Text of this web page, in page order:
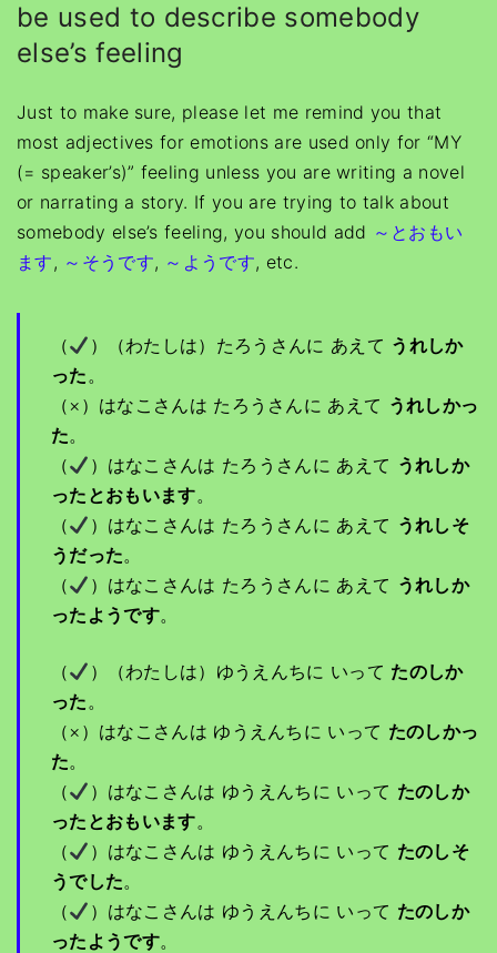
be used to describe somebody
else’s feeling
Just to make sure, please let me remind you that
most adjectives for emotions are used only for “MY
(= speaker’s)” feeling unless you are writing a novel
or narrating a story. If you are trying to talk about
somebody else’s feeling, you should add ～とおもい
ます, ～そうです, ～ようです, etc.
（ ）（わたしは）たろうさんに あえて うれしか
った。
（×）はなこさんは たろうさんに あえて うれしかっ
た。
（
）はなこさんは たろうさんに あえて うれしか
ったとおもいます。
（
）はなこさんは たろうさんに あえて うれしそ
うだった。
（
）はなこさんは たろうさんに あえて うれしか
ったようです。
（ ）（わたしは）ゆうえんちに いって たのしか
った。
（×）はなこさんは ゆうえんちに いって たのしかっ
た。
（
）はなこさんは ゆうえんちに いって たのしか
ったとおもいます。
（
）はなこさんは ゆうえんちに いって たのしそ
うでした。
（
）はなこさんは ゆうえんちに いって たのしか
ったようです。